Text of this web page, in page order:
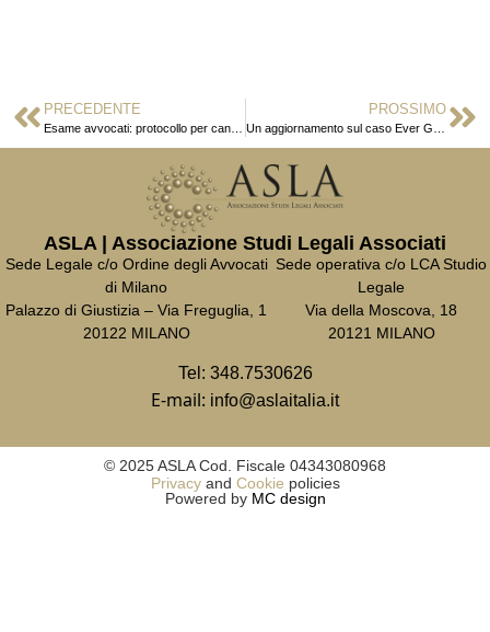
PRECEDENTE PROSSIMO
ASLA | Associazione Studi Legali Associati
Sede Legale c/o Ordine degli Avvocati
di Milano
Palazzo di Giustizia – Via Freguglia, 1
20122 MILANO
Sede operativa c/o LCA Studio
Legale
Via della Moscova, 18
20121 MILANO
Tel: 348.7530626
E-mail: info@aslaitalia.it
© 2025 ASLA Cod. Fiscale 04343080968
Privacyand Cookie policies
Powered by MC design